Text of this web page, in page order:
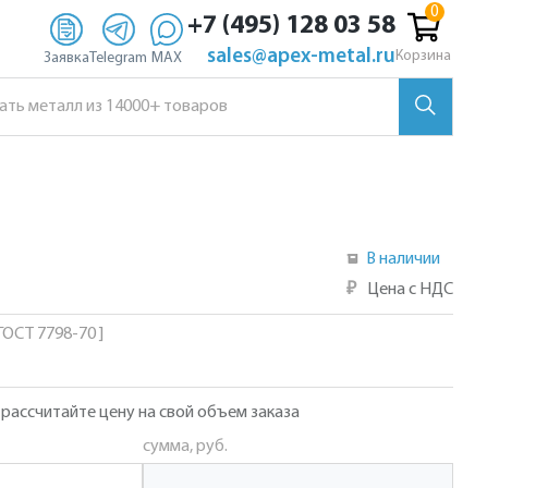
Заявка Telegram MAX
+7 (495) 128 03 58
sales@apex-metal.ru Корзина
В наличии
₽
Цена с НДС
7798-70 ]
цену на свой объем заказа
сумма, руб.